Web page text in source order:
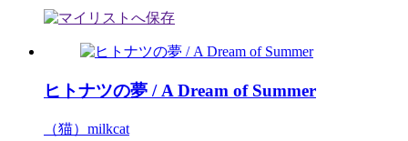
ヒトナツの夢 / A Dream of Summer
（猫）milkcat